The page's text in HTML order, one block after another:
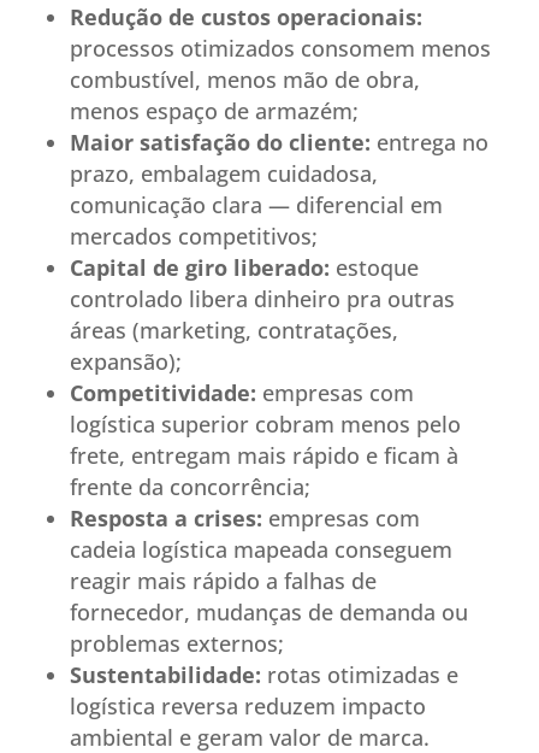
Redução de custos operacionais:
processos otimizados consomem menos
combustível, menos mão de obra,
menos espaço de armazém;
Maior satisfação do cliente: entrega no
prazo, embalagem cuidadosa,
comunicação clara — diferencial em
mercados competitivos;
Capital de giro liberado: estoque
controlado libera dinheiro pra outras
áreas (marketing, contratações,
expansão);
Competitividade: empresas com
logística superior cobram menos pelo
frete, entregam mais rápido e ficam à
frente da concorrência;
Resposta a crises: empresas com
cadeia logística mapeada conseguem
reagir mais rápido a falhas de
fornecedor, mudanças de demanda ou
problemas externos;
Sustentabilidade: rotas otimizadas e
logística reversa reduzem impacto
ambiental e geram valor de marca.